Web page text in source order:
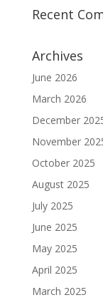
Recent
Archives
June 2026
March 2026
December
November
October 2025
August 2025
July 2025
June 2025
May 2025
April 2025
March 2025